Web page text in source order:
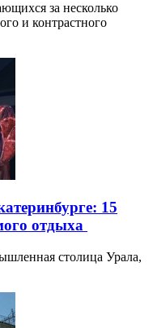
за несколько
и контрастного
15
отдыха
столица Урала,